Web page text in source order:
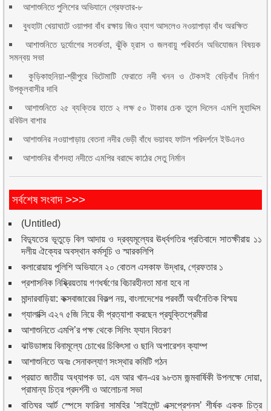
আশাশুনিতে পুলিশের অভিযানে গ্রেফতার-৮
বুধহাটা খেয়াঘাটে ওয়াপদা বাঁধ রক্ষায় জিও ব্যাগ আসলেও নওয়াপাড়া বাঁধ অরক্ষিত
আশাশুনিতে দুর্যোগের সতর্কতা, ঝুঁকি হ্রাস ও জলবায়ু পরিবর্তন অভিযোজন বিষয়ক
সমন্বয় সভা
কুড়িকাহুনিয়া-শ্রীপুরে ভিটেমাটি ফেরাতে নদী খনন ও টেকসই বেড়িবাঁধ নির্মাণ
উপকূলবাসীর দাবি
আশাশুনিতে ২৫ ব্যক্তির হাতে ২ লক্ষ ৫০ টাকার চেক তুলে দিলেন এমপি মুহাদ্দিস
রবিউল বাশার
আশাশুনির নওয়াপাড়ায় বেতনা নদীর ভেড়ী বাঁধে ভয়াবহ ফাটল পরিদর্শনে ইউএনও
আশাশুনির বাঁশদহা নদীতে এমপির বরাদ্দে কাঠের সেতু নির্মান
সর্বশেষ সংবাদ >>>
(Untitled)
বিদ্যুতের ভূতুড়ে বিল আদায় ও দ্রব্যমূল্যের ঊর্ধ্বগতির প্রতিবাদে সাতক্ষীরায় ১১
দলীয় ঐক্যের অবস্থান কর্মসূচি ও স্মারকলিপি
কলারোয়ায় পুলিশি অভিযানে ২০ বোতল এসকাফ উদ্ধার, গ্রেফতার ১
প্রশাসনিক নিষ্ক্রিয়তায় গণধর্ষণের বিচারহীনতা মানা হবে না
মান্দারবাড়িয়া: কক্সবাজারের বিকল্প নয়, বাংলাদেশের পরবর্তী অর্থনৈতিক বিস্ময়
গ্যালাক্সি এ২৭ ৫জি নিয়ে কী প্রত্যাশা করছেন প্রযুক্তিপ্রেমীরা
আশাশুনিতে এমপি’র পক্ষ থেকে সিলিং ফ্যান বিতরণ
ঝাউডাঙ্গায় বিনামূল্যে চোখের চিকিৎসা ও ছানি অপারেশন ক্যাম্প
আশাশুনিতে অবঃ সেনাকল্যাণ সংস্থার কমিটি গঠন
প্রয়াত জাতীয় অধ্যাপক ডা. এম আর খান-এর ৯৮তম জন্মবার্ষিকী উপলক্ষে দোয়া,
প্রামান্য চিত্র প্রদর্শনী ও আলোচনা সভা
বাতিঘর আর্ট স্পেসে ফারিনা সামহির ‘সাইলেন্ট এক্সপ্রেশনস’ শীর্ষক একক চিত্র